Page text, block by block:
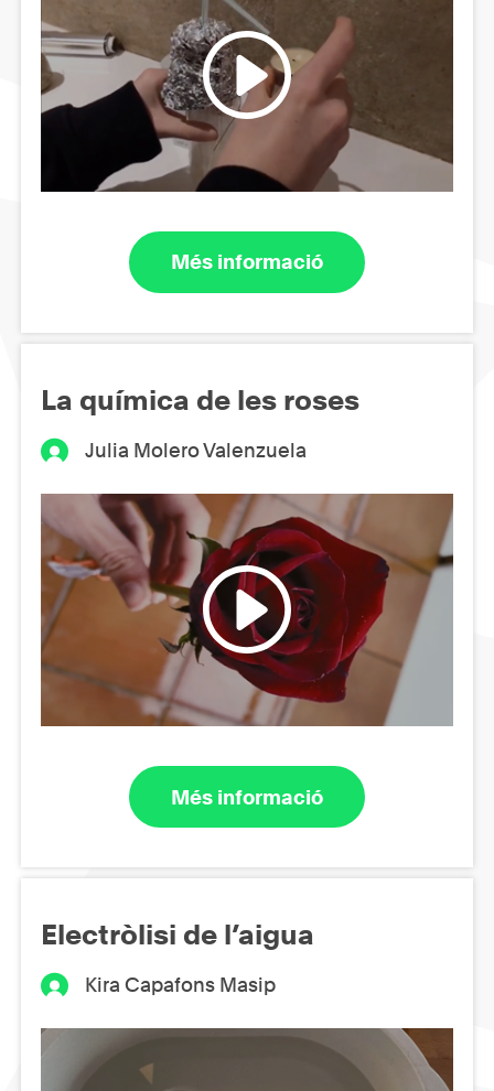
Més informació
La química de les roses
Julia Molero Valenzuela
Més informació
Electròlisi de l’aigua
Kira Capafons Masip